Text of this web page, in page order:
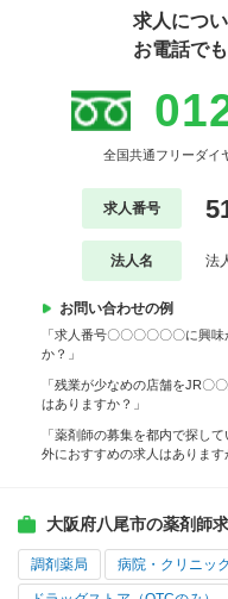
求人につ
お電話で
全国共通フリーダイ
求人番号
法人名 法
お問い合わせの例
「求人番号〇〇〇〇〇〇に興
か？」
「残業が少なめの店舗をJR〇
はありますか？」
「薬剤師の募集を都内で探し
外におすすめの求人はあります
大阪府八尾市の薬剤師
調剤薬局 病院・クリニック